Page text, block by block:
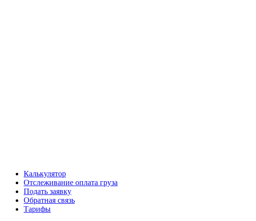
Калькулятор
Отслеживание оплата груза
Подать заявку
Обратная связь
Тарифы